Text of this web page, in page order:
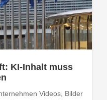
KI-Inhalt muss
Videos, Bilder